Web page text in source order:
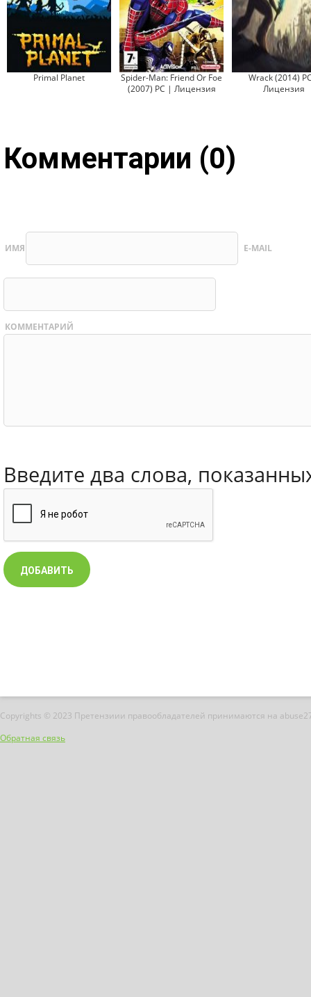
Primal Planet
Spider-Man: Friend Or Foe
(2007) PC | Лицензия
Wrack (2014)
Лицензия
Комментарии (0)
ИМЯ E-MAIL
КОММЕНТАРИЙ
Введите два слова,
Copyrights © 2023 Претензиии правообладателей принимаются на
Обратная связь